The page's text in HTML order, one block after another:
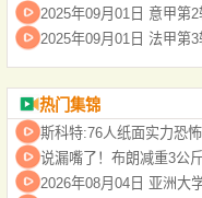
2025年09月01日 意甲第
2025年09月01日 法甲第
热门集锦
斯科特:76人纸面实力恐
说漏嘴了！布朗减重3公